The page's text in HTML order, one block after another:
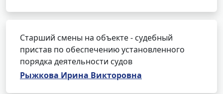
Старший смены на объекте - судебный
пристав по обеспечению установленного
порядка деятельности судов
Рыжкова Ирина Викторовна